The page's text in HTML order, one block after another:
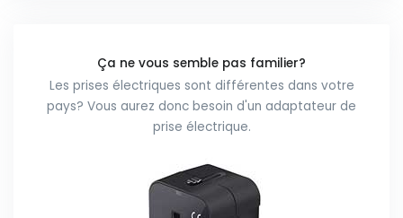
Ça ne vous semble pas familier?
Les prises électriques sont différentes dans votre
pays? Vous aurez donc besoin d'un adaptateur de
prise électrique.